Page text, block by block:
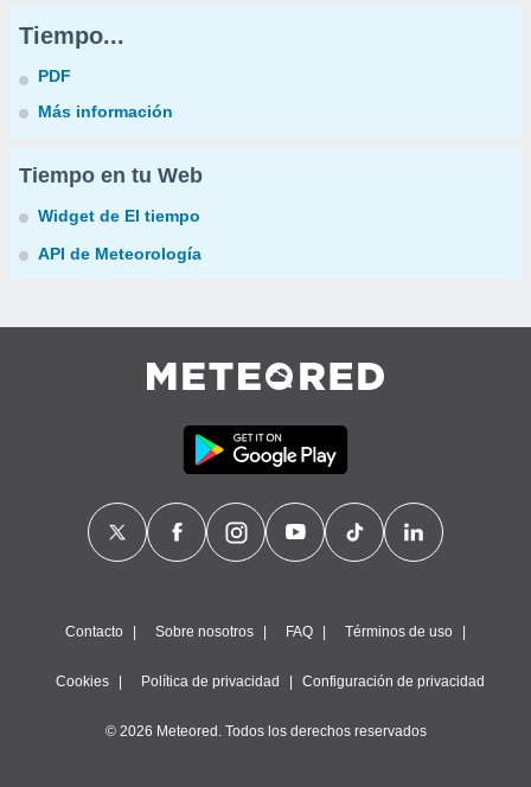
Tiempo...
PDF
Más información
Tiempo en tu Web
Widget de El tiempo
API de Meteorología
Contacto Sobre nosotros FAQ Términos de uso
Cookies Política de privacidad Configuración de privacidad
© 2026 Meteored. Todos los derechos reservados